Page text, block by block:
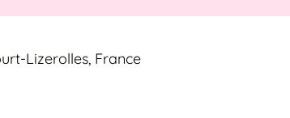
Lizerolles, France